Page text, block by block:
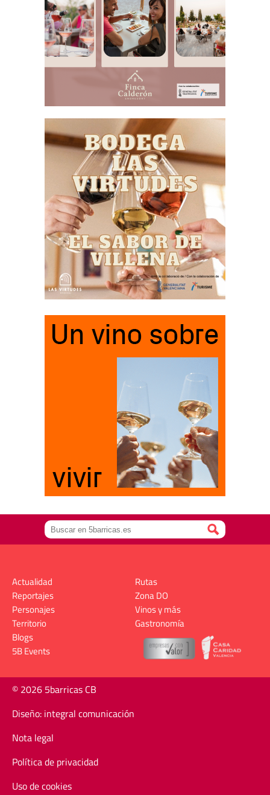
Actualidad
Reportajes
Personajes
Territorio
Rutas
Zona DO
Vinos y más
Gastronomía
Blogs
5B Events
© 2026 5barricas CB
Diseño: integral comunicación
Nota legal
Política de privacidad
Uso de cookies